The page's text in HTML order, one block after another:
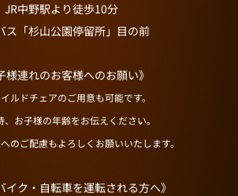
JR中野駅より徒歩10分
ス「杉山公園停留所」目の前
様連れのお客様へのお願い》
ルドチェアのご用意も可能です。
、お子様の年齢をお伝えください。
のご配慮もよろしくお願いいたします。
イク・自転車を運転される方へ》